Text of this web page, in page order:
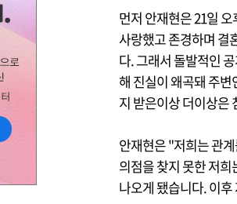
먼저 안재현은 21일
사랑했고 존경하며 결
다. 그래서 돌발적인
해 진실이 왜곡돼 주
지 받은이상 더이상은
안재현은 "저희는 관
의점을 찾지 못한 저
나오게 됐습니다. 이